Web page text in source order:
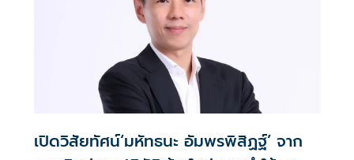
เปิดวิสัยทัศน์‘มหัทธนะ อัมพรพิสิฏฐ์’ จาก